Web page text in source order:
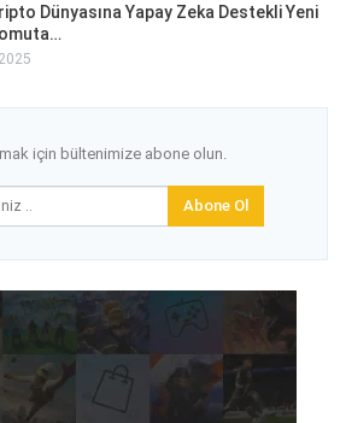
Dünyasına Yapay Zeka Destekli Yeni
için bültenimize abone olun.
Abone Ol